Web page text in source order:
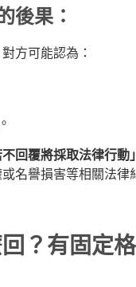
後果：
對方可能認為：
不回覆將採取法律行動」
名譽損害等相關法律
？有固定